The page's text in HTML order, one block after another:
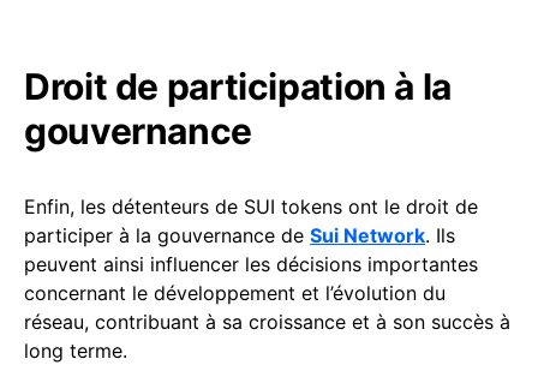
Droit de participation à la
gouvernance
Enfin, les détenteurs de SUI tokens ont le droit de
participer à la gouvernance de Sui Network. Ils
peuvent ainsi influencer les décisions importantes
concernant le développement et l’évolution du
réseau, contribuant à sa croissance et à son succès à
long terme.